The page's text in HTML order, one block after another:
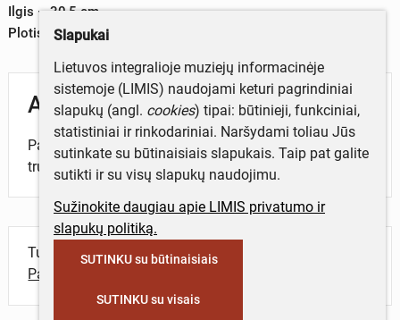
Ilgis – 30,5 cm
Plotis – 4 cm
Aprašymas
Pailgos, laivelio formos šaudyklė. Be šeivos. Galai
truputį lenkti. Abiejuose šonuose išgręžta po skylutę.
Turite daugiau informacijos apie objektą?
Parašykite mums!
Slapukai
Lietuvos integralioje muziejų informacinėje
sistemoje (LIMIS) naudojami keturi pagrindiniai
slapukų (angl. cookies) tipai: būtinieji, funkciniai,
statistiniai ir rinkodariniai. Naršydami toliau Jūs
sutinkate su būtinaisiais slapukais. Taip pat galite
sutikti ir su visų slapukų naudojimu.
Sužinokite daugiau apie LIMIS privatumo ir
slapukų politiką.
SUTINKU su būtinaisiais
SUTINKU su visais